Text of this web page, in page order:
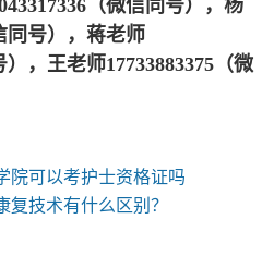
（微信同号），杨
同号），蒋老师
），王老师17733883375（微
院可以考护士资格证吗
复技术有什么区别？